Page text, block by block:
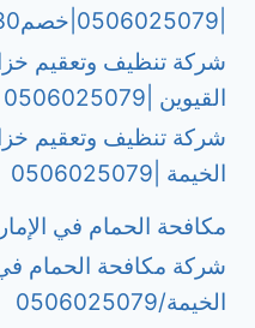
شركة تنظيف وتعقيم
القيوين |0506025079
شركة تنظيف وتعقيم
الخيمة |0506025079
مكافحة الحمام في
شركة مكافحة الحمام
الخيمة/0506025079